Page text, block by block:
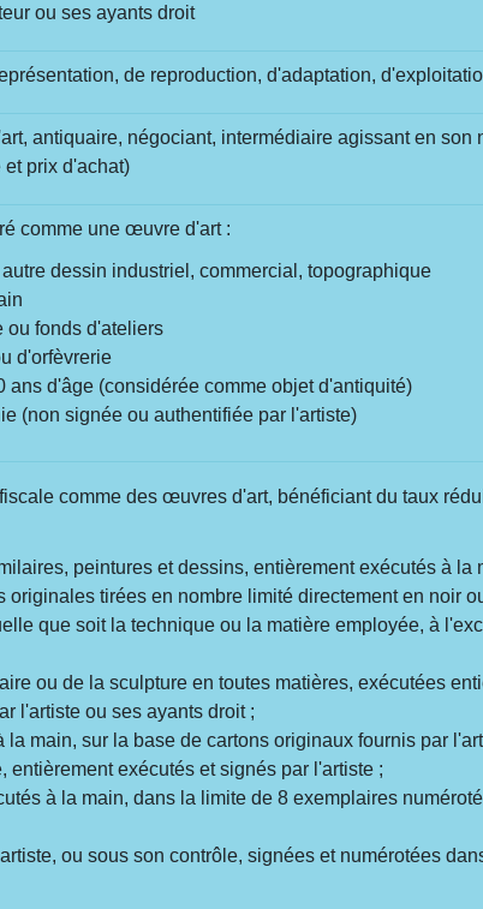
ou ses ayants droit
de reproduction, d'adaptation,
antiquaire, négociant, intermédiaire agissant en son
et prix d'achat)
comme une œuvre d'art :
dessin industriel, commercial, topographique
ou fonds d'ateliers
d'orfèvrerie
ans d'âge (considérée comme objet d'antiquité)
(non signée ou authentifiée par l'artiste)
comme des œuvres d'art, bénéficiant du taux
peintures et dessins, entièrement exécutés à la
originales tirées en nombre limité directement en noir
que soit la technique ou la matière employée, à
ou de la sculpture en toutes matières, exécutées
l'artiste ou ses ayants droit ;
main, sur la base de cartons originaux fournis par
exécutés et signés par l'artiste ;
à la main, dans la limite de 8 exemplaires
ou sous son contrôle, signées et numérotées